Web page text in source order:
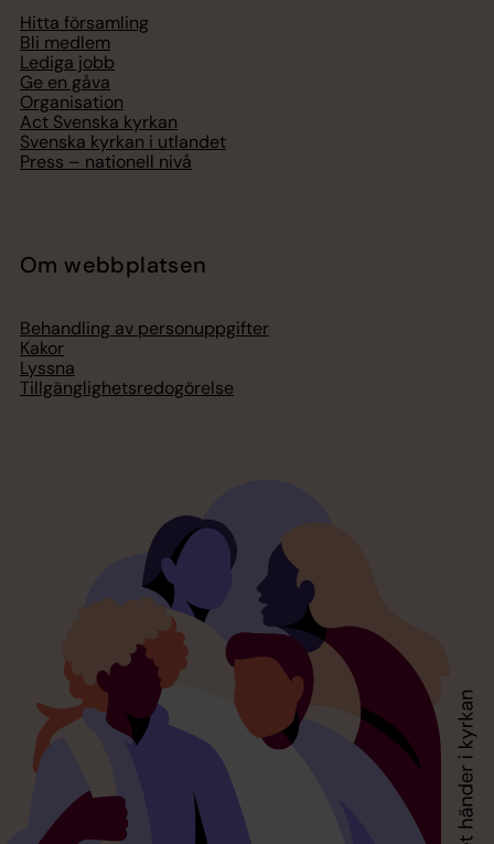
Hitta församling
Bli medlem
Lediga jobb
Ge en gåva
Organisation
Act Svenska kyrkan
Svenska kyrkan i utlandet
Press – nationell nivå
Om webbplatsen
Behandling av personuppgifter
Kakor
Lyssna
Tillgänglighetsredogörelse